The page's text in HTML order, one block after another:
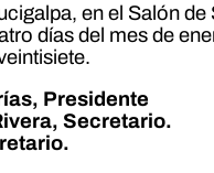
en el Salón de
días del mes de
Presidente
Secretario.